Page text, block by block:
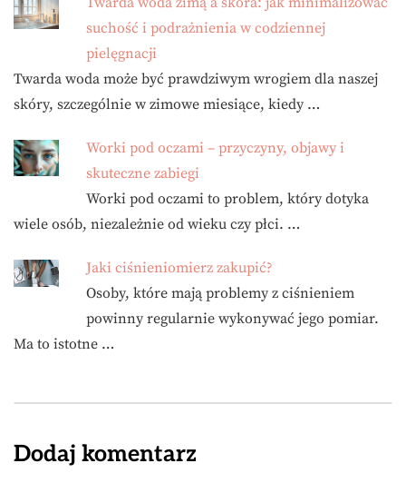
suchość i podrażnienia w codziennej
pielęgnacji
Twarda woda może być prawdziwym wrogiem dla naszej
skóry, szczególnie w zimowe miesiące, kiedy …
Worki pod oczami – przyczyny, objawy i
skuteczne zabiegi
Worki pod oczami to problem, który dotyka
wiele osób, niezależnie od wieku czy płci. …
Jaki ciśnieniomierz zakupić?
Osoby, które mają problemy z ciśnieniem
powinny regularnie wykonywać jego pomiar.
Ma to istotne …
Dodaj komentarz